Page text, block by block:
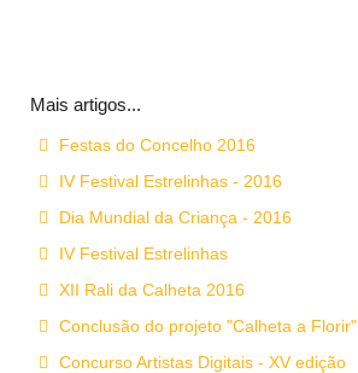
Mais artigos...
Festas do Concelho 2016
IV Festival Estrelinhas - 2016
Dia Mundial da Criança - 2016
IV Festival Estrelinhas
XII Rali da Calheta 2016
Conclusão do projeto "Calheta a Florir"
Concurso Artistas Digitais - XV edição